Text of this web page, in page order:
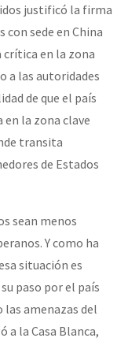
justificó la firma
con sede en China
en la zona
a las autoridades
de que el país
la zona clave
transita
de Estados
sean menos
Y como ha
situación es
paso por el país
amenazas del
a la Casa Blanca,